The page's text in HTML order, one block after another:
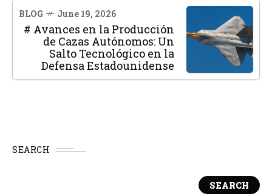
BLOG June 19, 2026
# Avances en la Producción
de Cazas Autónomos: Un
Salto Tecnológico en la
Defensa Estadounidense
SEARCH
SEARCH